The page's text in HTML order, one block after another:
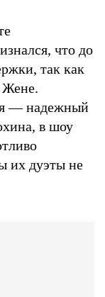
что до
так как
Жене.
— надежный
в шоу
их дуэты не